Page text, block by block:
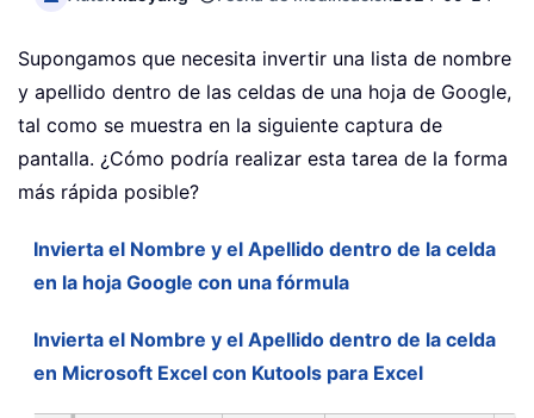
Supongamos que necesita invertir una lista de nombre
y apellido dentro de las celdas de una hoja de Google,
tal como se muestra en la siguiente captura de
pantalla. ¿Cómo podría realizar esta tarea de la forma
más rápida posible?
Invierta el Nombre y el Apellido dentro de la celda
en la hoja Google con una fórmula
Invierta el Nombre y el Apellido dentro de la celda
en Microsoft Excel con Kutools para Excel